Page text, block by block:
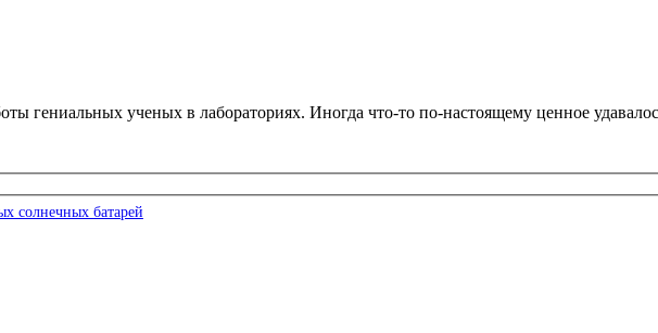
гениальных ученых в лабораториях. Иногда что-то по-настоящему ценное
солнечных батарей